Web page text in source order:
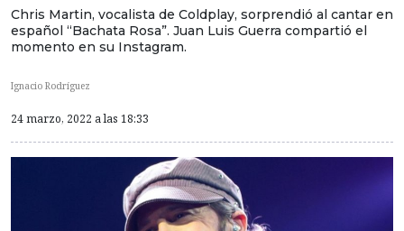
Chris Martin, vocalista de Coldplay, sorprendió al cantar en
español “Bachata Rosa”. Juan Luis Guerra compartió el
momento en su Instagram.
Ignacio Rodríguez
24 marzo, 2022 a las 18:33